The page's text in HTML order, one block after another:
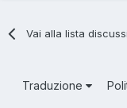
Vai alla lista
Traduzione